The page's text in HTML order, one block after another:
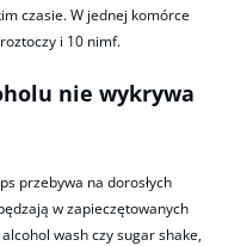
czasie. W jednej komórce
i 10 nimf.
nie wykrywa
przebywa na dorosłych
w zapieczętowanych
wash czy sugar shake,